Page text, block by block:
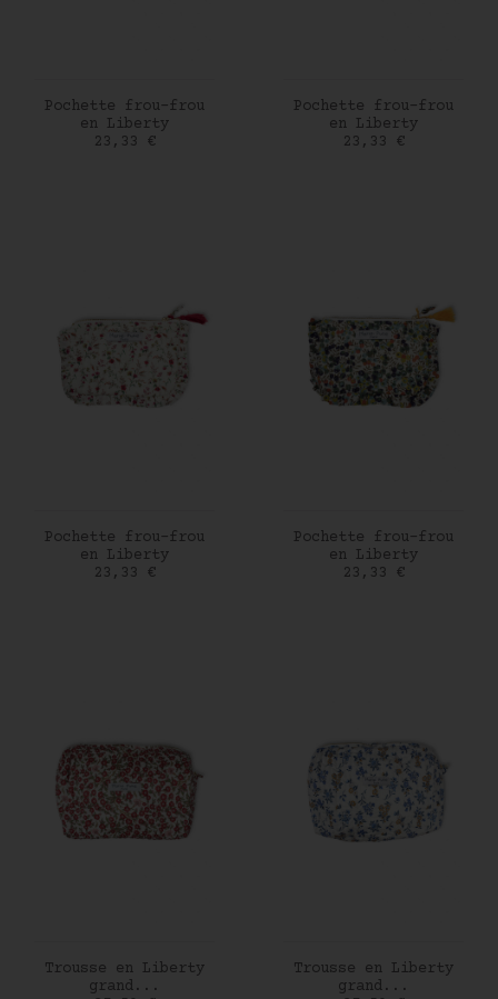
AJOUTER AU PANIER
Pochette frou-frou
en Liberty
Prix
23,33 €
AJOUTER AU PANIER
Pochette frou-frou
en Liberty
Prix
23,33 €
AJOUTER AU PANIER
Pochette frou-frou
en Liberty
Prix
23,33 €
AJOUTER AU PANIER
Pochette frou-frou
en Liberty
Prix
23,33 €
AJOUTER AU PANIER
Trousse en Liberty
grand...
AJOUTER AU PANIER
Trousse en Liberty
grand...